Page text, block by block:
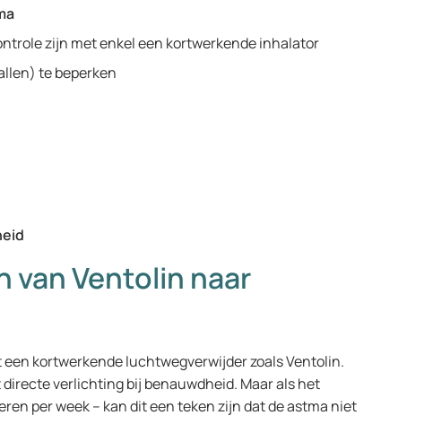
zijn met enkel een kortwerkende inhalator
te beperken
van Ventolin naar
kortwerkende luchtwegverwijder zoals Ventolin.
verlichting bij benauwdheid. Maar als het
per week – kan dit een teken zijn dat de astma niet